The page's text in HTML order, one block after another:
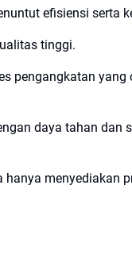
efisiensi serta
tinggi.
pengangkatan yang
daya tahan dan
menyediakan